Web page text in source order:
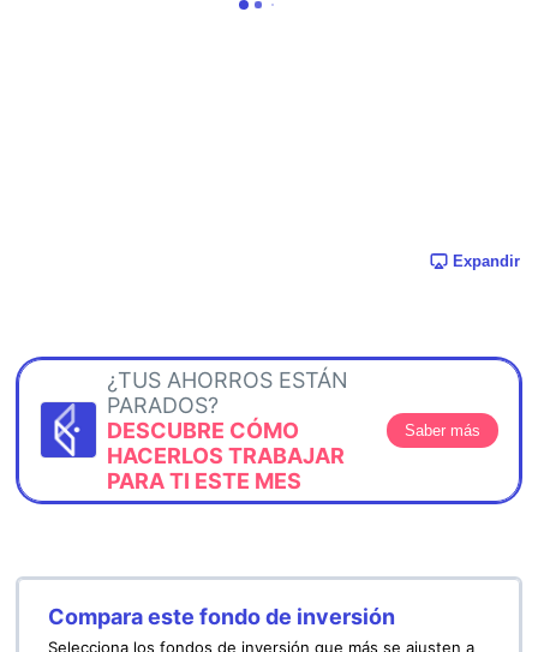
Expandir
¿TUS AHORROS ESTÁN
PARADOS?
DESCUBRE CÓMO
HACERLOS TRABAJAR
PARA TI ESTE MES
Saber más
Compara este fondo de inversión
Selecciona los fondos de inversión que más se ajusten a